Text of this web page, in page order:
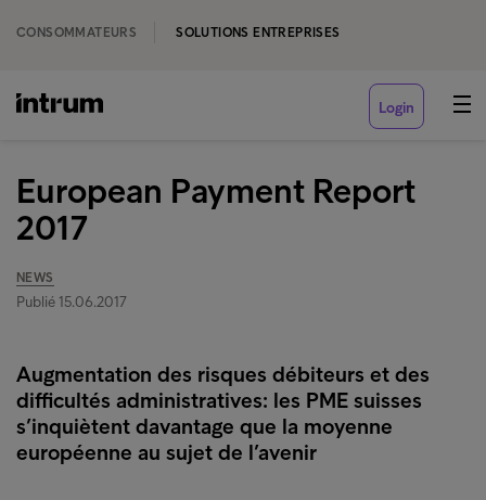
CONSOMMATEURS SOLUTIONS ENTREPRISES
Login
European Payment Report
2017
NEWS
Publié 15.06.2017
Augmentation des risques débiteurs et des
difficultés administratives: les PME suisses
s’inquiètent davantage que la moyenne
européenne au sujet de l’avenir